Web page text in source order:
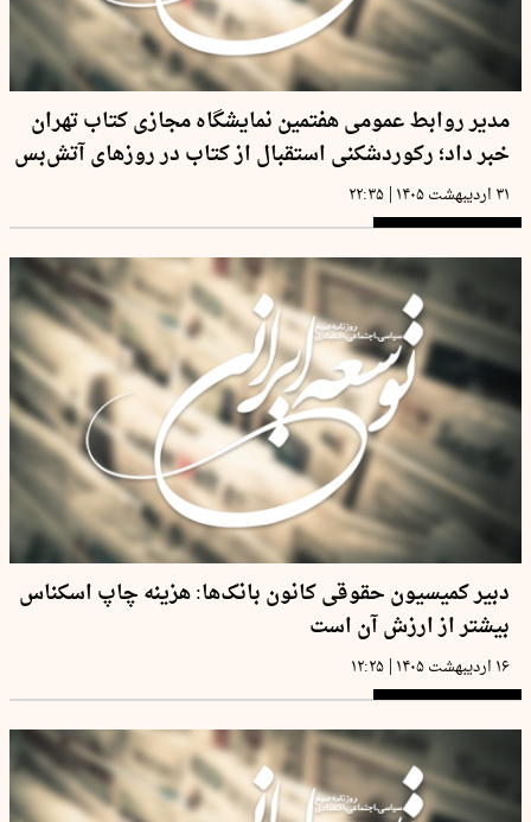
مدیر روابط عمومی هفتمین نمایشگاه مجازی کتاب تهران
خبر داد؛ رکوردشکنی استقبال از کتاب در روزهای آتش‌بس
۳۱ اردیبهشت ۱۴۰۵ | ۲۲:۳۵
دبیر کمیسیون حقوقی کانون بانک‌ها: هزینه چاپ اسکناس
بیشتر از ارزش آن است
۱۶ اردیبهشت ۱۴۰۵ | ۱۲:۲۵